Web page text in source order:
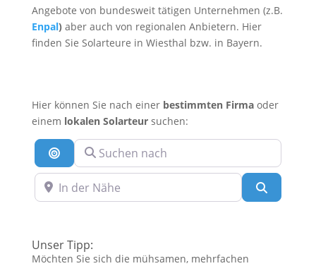
Angebote von bundesweit tätigen Unternehmen (z.B.
Enpal) aber auch von regionalen Anbietern. Hier
finden Sie Solarteure in Wiesthal bzw. in Bayern.
Hier können Sie nach einer bestimmten Firmaoder
einem lokalen Solarteursuchen:
Suche nach Entfernung
Suchen nach
In der Nähe
Unser Tipp:
Möchten Sie sich die mühsamen, mehrfachen